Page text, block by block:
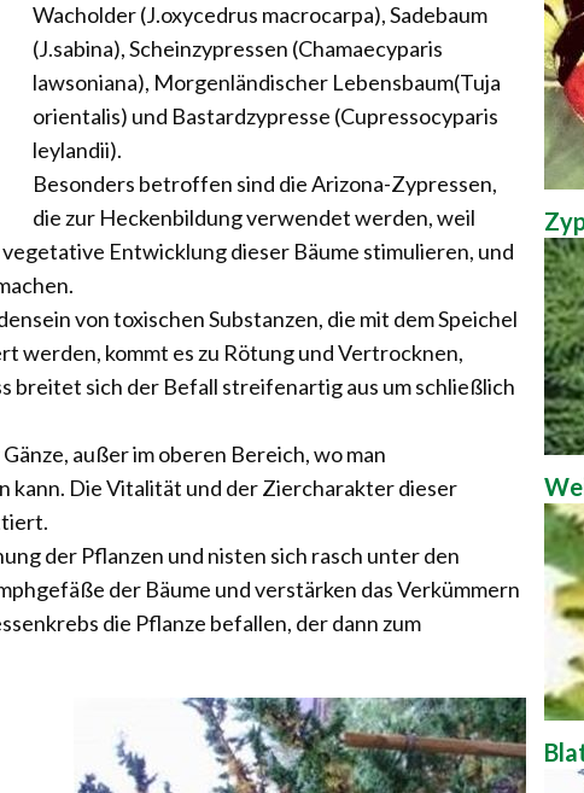
Wacholder (J.oxycedrus macrocarpa), Sadebaum
(J.sabina), Scheinzypressen (Chamaecyparis
lawsoniana), Morgenländischer Lebensbaum(Tuja
orientalis) und Bastardzypresse (Cupressocyparis
leylandii).
Besonders betroffen sind die Arizona-Zypressen,
die zur Heckenbildung verwendet werden, weil
Entwicklung dieser Bäume stimulieren, und
von toxischen Substanzen, die mit dem Speichel
werden, kommt es zu Rötung und Vertrocknen,
breitet sich der Befall streifenartig aus um schließlich
außer im oberen Bereich, wo man
Die Vitalität und der Ziercharakter dieser
der Pflanzen und nisten sich rasch unter den
der Bäume und verstärken das Verkümmern
die Pflanze befallen, der dann zum